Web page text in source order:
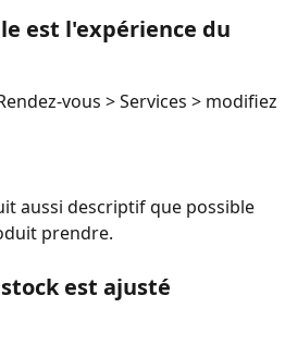
est l'expérience du
vous > Services > modifiez
aussi descriptif que possible
prendre.
est ajusté